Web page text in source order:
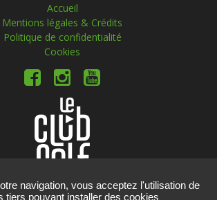
Accueil
Mentions légales & Crédits
Politique de confidentialité
Cookies
navigation, vous acceptez l'utilisation de
tiers pouvant installer des cookies